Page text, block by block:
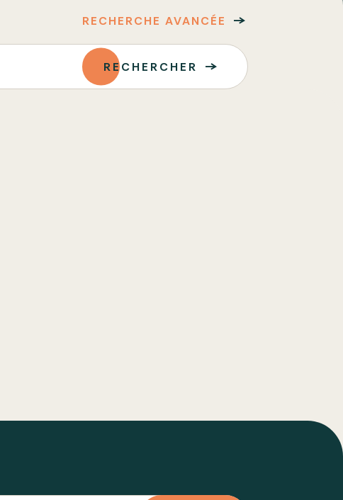
RECHERCHE AVANCÉE
RECHERCHER